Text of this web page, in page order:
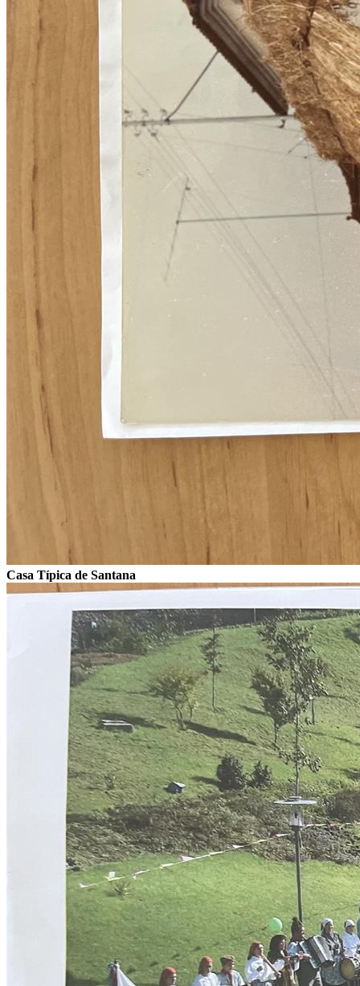
Casa Típica de Santana